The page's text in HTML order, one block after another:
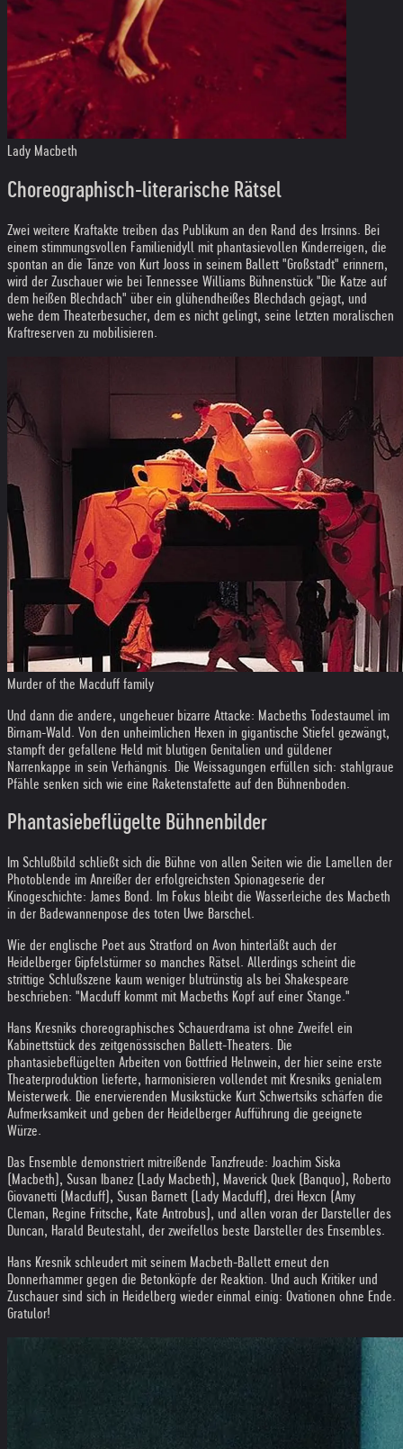
Lady Macbeth
Choreographisch-literarische Rätsel
Zwei weitere Kraftakte treiben das Publikum an den Rand des Irrsinns. Bei
einem stimmungsvollen Familienidyll mit phantasievollen Kinderreigen, die
spontan an die Tänze von Kurt Jooss in seinem Ballett "Großstadt" erinnern,
wird der Zuschauer wie bei Tennessee Williams Bühnenstück "Die Katze auf
dem heißen Blechdach" über ein glühendheißes Blechdach gejagt, und
wehe dem Theaterbesucher, dem es nicht gelingt, seine letzten moralischen
Kraftreserven zu mobilisieren.
Murder of the Macduff family
Und dann die andere, ungeheuer bizarre Attacke: Macbeths Todestaumel im
Birnam-Wald. Von den unheimlichen Hexen in gigantische Stiefel gezwängt,
stampft der gefallene Held mit blutigen Genitalien und güldener
Narrenkappe in sein Verhängnis. Die Weissagungen erfüllen sich: stahlgraue
Pfähle senken sich wie eine Raketenstafette auf den Bühnenboden.
Phantasiebeflügelte Bühnenbilder
Im Schlußbild schließt sich die Bühne von allen Seiten wie die Lamellen der
Photoblende im Anreißer der erfolgreichsten Spionageserie der
Kinogeschichte: James Bond. Im Fokus bleibt die Wasserleiche des Macbeth
in der Badewannenpose des toten Uwe Barschel.
Wie der englische Poet aus Stratford on Avon hinterläßt auch der
Heidelberger Gipfelstürmer so manches Rätsel. Allerdings scheint die
strittige Schlußszene kaum weniger blutrünstig als bei Shakespeare
beschrieben: "Macduff kommt mit Macbeths Kopf auf einer Stange."
Hans Kresniks choreographisches Schauerdrama ist ohne Zweifel ein
Kabinettstück des zeitgenössischen Ballett-Theaters. Die
phantasiebeflügelten Arbeiten von Gottfried Helnwein, der hier seine erste
Theaterproduktion lieferte, harmonisieren vollendet mit Kresniks genialem
Meisterwerk. Die enervierenden Musikstücke Kurt Schwertsiks schärfen die
Aufmerksamkeit und geben der Heidelberger Aufführung die geeignete
Würze.
Das Ensemble demonstriert mitreißende Tanzfreude: Joachim Siska
(Macbeth), Susan Ibanez (Lady Macbeth), Maverick Quek (Banquo), Roberto
Giovanetti (Macduff), Susan Barnett (Lady Macduff), drei Hexcn (Amy
Cleman, Regine Fritsche, Kate Antrobus), und allen voran der Darsteller des
Duncan, Harald Beutestahl, der zweifellos beste Darsteller des Ensembles.
Hans Kresnik schleudert mit seinem Macbeth-Ballett erneut den
Donnerhammer gegen die Betonköpfe der Reaktion. Und auch Kritiker und
Zuschauer sind sich in Heidelberg wieder einmal einig: Ovationen ohne Ende.
Gratulor!